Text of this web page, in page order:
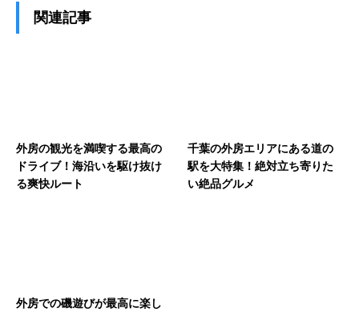
関連記事
外房の観光を満喫する最高の
ドライブ！海沿いを駆け抜け
る爽快ルート
千葉の外房エリアにある道の
駅を大特集！絶対立ち寄りた
い絶品グルメ
外房での磯遊びが最高に楽し